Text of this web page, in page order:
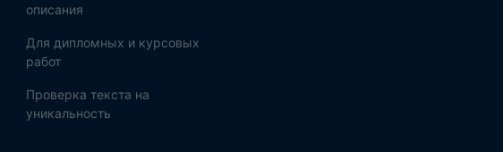
описания
Для дипломных и курсовых
работ
Проверка текста на
уникальность